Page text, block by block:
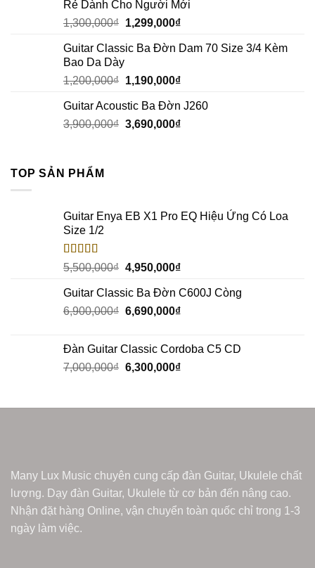
Rẻ Dành Cho Người Mới
1,300,000₫ 1,299,000₫
Guitar Classic Ba Đờn Dam 70 Size 3/4 Kèm
Bao Da Dày
1,200,000₫ 1,190,000₫
Guitar Acoustic Ba Đờn J260
3,900,000₫ 3,690,000₫
TOP SẢN PHẨM
Guitar Enya EB X1 Pro EQ Hiệu Ứng Có Loa
Size 1/2
Rated5.00
out of 5
5,500,000₫ 4,950,000₫
Guitar Classic Ba Đờn C600J Còng
6,900,000₫ 6,690,000₫
Đàn Guitar Classic Cordoba C5 CD
7,000,000₫ 6,300,000₫
Many Lux Music chuyên cung cấp đàn Guitar, Ukulele chất
lượng. Dạy đàn Guitar, Ukulele từ cơ bản đến nâng cao.
Nhận đặt hàng Online, vận chuyển toàn quốc chỉ trong 1-3
ngày làm việc.